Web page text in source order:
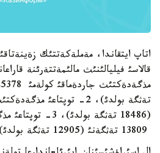
اتاپ ايتقاندا، مةملةكةتتئك
(18486 تةثگة